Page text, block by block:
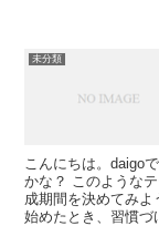
未分類
こんにちは。daigo
かな？ このような
成期間を決めてみ
始めたとき、習慣づ